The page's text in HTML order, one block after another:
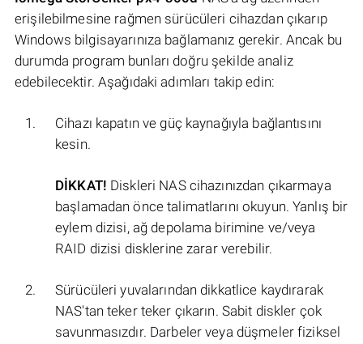
erişilebilmesine rağmen sürücüleri cihazdan çıkarıp
Windows bilgisayarınıza bağlamanız gerekir. Ancak bu
durumda program bunları doğru şekilde analiz
edebilecektir. Aşağıdaki adımları takip edin:
Cihazı kapatın ve güç kaynağıyla bağlantısını
kesin.
DİKKAT! Diskleri NAS cihazınızdan çıkarmaya
başlamadan önce talimatlarını okuyun. Yanlış bir
eylem dizisi, ağ depolama birimine ve/veya
RAID dizisi disklerine zarar verebilir.
Sürücüleri yuvalarından dikkatlice kaydırarak
NAS'tan teker teker çıkarın. Sabit diskler çok
savunmasızdır. Darbeler veya düşmeler fiziksel